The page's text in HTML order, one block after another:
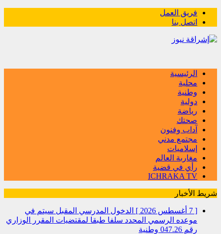
فريق العمل
اتصل بنا
الرئيسية
محلية
وطنية
دولية
رياضة
صحتك
آداب وفنون
مجتمع مدني
إسلاميات
مغاربة العالم
رأي في قضية
ICHRAKA TV
شريط الأخبار
[ 7 أغسطس 2026 ]
الدخول المدرسي المقبل سیتم في
موعده الرسمي المحدد سلفا طبقا لمقتضیات المقرر الوزاري
رقم 047.26
وطنية